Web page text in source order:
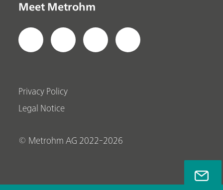
Meet Metrohm
Privacy Policy
Legal Notice
© Metrohm AG 2022-2026